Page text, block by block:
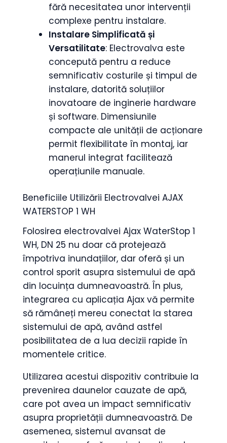
fără necesitatea unor intervenții
complexe pentru instalare.
Instalare Simplificată și
Versatilitate: Electrovalva este
concepută pentru a reduce
semnificativ costurile și timpul de
instalare, datorită soluțiilor
inovatoare de inginerie hardware
și software. Dimensiunile
compacte ale unității de acționare
permit flexibilitate în montaj, iar
manerul integrat facilitează
operațiunile manuale.
Beneficiile Utilizării Electrovalvei AJAX
WATERSTOP 1 WH
Folosirea electrovalvei Ajax WaterStop 1
WH, DN 25 nu doar că protejează
împotriva inundațiilor, dar oferă și un
control sporit asupra sistemului de apă
din locuința dumneavoastră. În plus,
integrarea cu aplicația Ajax vă permite
să rămâneți mereu conectat la starea
sistemului de apă, având astfel
posibilitatea de a lua decizii rapide în
momentele critice.
Utilizarea acestui dispozitiv contribuie la
prevenirea daunelor cauzate de apă,
care pot avea un impact semnificativ
asupra proprietății dumneavoastră. De
asemenea, sistemul avansat de